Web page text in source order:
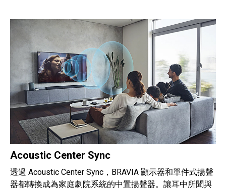
Acoustic Center Sync
透過 Acoustic Center Sync，BRAVIA 顯示器和單件式揚聲
器都轉換成為家庭劇院系統的中置揚聲器。讓耳中所聞與